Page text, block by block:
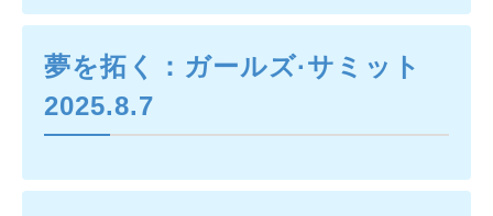
夢を拓く：ガールズ·サミット
2025.8.7